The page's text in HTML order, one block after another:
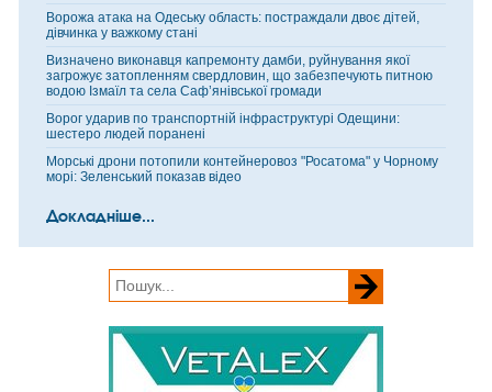
Ворожа атака на Одеську область: постраждали двоє дітей,
дівчинка у важкому стані
Визначено виконавця капремонту дамби, руйнування якої
загрожує затопленням свердловин, що забезпечують питною
водою Ізмаїл та села Саф’янівської громади
Ворог ударив по транспортній інфраструктурі Одещини:
шестеро людей поранені
Морські дрони потопили контейнеровоз "Росатома" у Чорному
морі: Зеленський показав відео
Докладніше...